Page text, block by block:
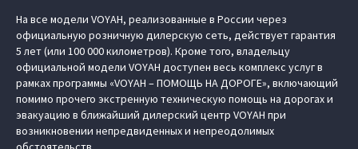
На все модели VOYAH, реализованные в России через
официальную розничную дилерскую сеть, действует гарантия
5 лет (или 100 000 километров). Кроме того, владельцу
официальной модели VOYAH доступен весь комплекс услуг в
рамках программы «VOYAH – ПОМОЩЬ НА ДОРОГЕ», включающий
помимо прочего экстренную техническую помощь на дорогах и
эвакуацию в ближайший дилерский центр VOYAH при
возникновении непредвиденных и непреодолимых